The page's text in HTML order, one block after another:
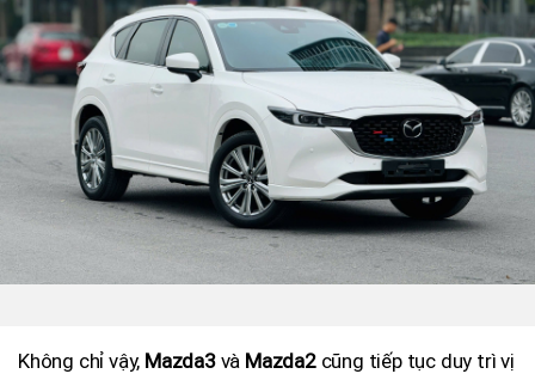
Không chỉ vậy, Mazda3và Mazda2cũng tiếp tục duy trì vị